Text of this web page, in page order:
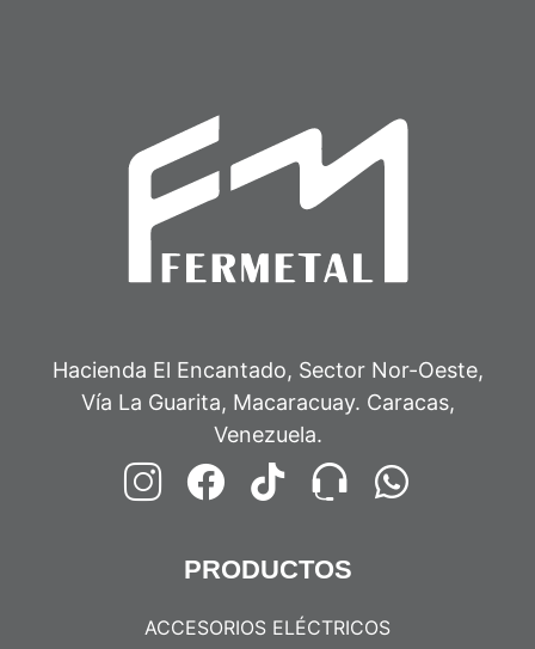
Hacienda El Encantado, Sector Nor-Oeste,
Vía La Guarita, Macaracuay. Caracas,
Venezuela.
PRODUCTOS
ACCESORIOS ELÉCTRICOS